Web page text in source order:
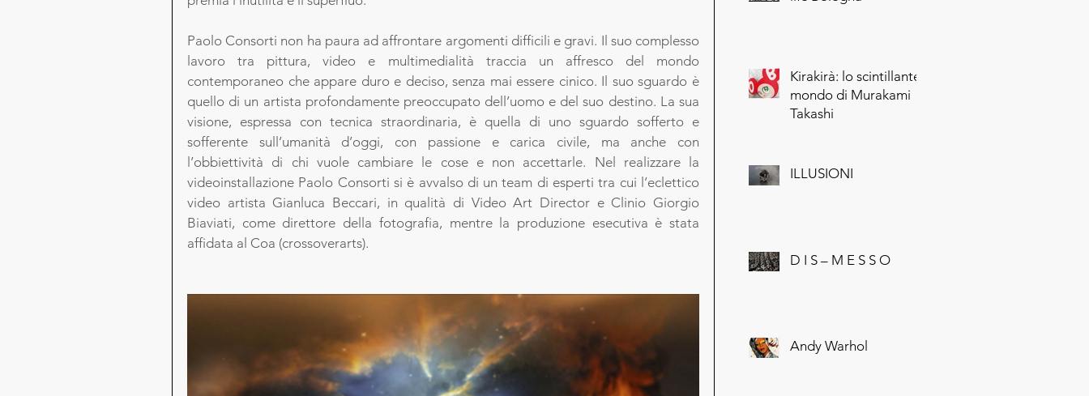
Paolo Consorti non ha paura ad affrontare argomenti difficili e gravi. Il suo complesso
lavoro tra pittura, video e multimedialità traccia un affresco del mondo
contemporaneo che appare duro e deciso, senza mai essere cinico. Il suo sguardo è
quello di un artista profondamente preoccupato dell’uomo e del suo destino. La sua
visione, espressa con tecnica straordinaria, è quella di uno sguardo sofferto e
sofferente sull’umanità d’oggi, con passione e carica civile, ma anche con
l’obbiettività di chi vuole cambiare le cose e non accettarle. Nel realizzare la
videoinstallazione Paolo Consorti si è avvalso di un team di esperti tra cui l’eclettico
video artista Gianluca Beccari, in qualità di Video Art Director e Clinio Giorgio
Biaviati, come direttore della fotografia, mentre la produzione esecutiva è stata
affidata al Coa (crossoverarts).
Kirakirà: lo scintillante
mondo di Murakami
Takashi
ILLUSIONI
D I S – M E S S O
Andy Warhol